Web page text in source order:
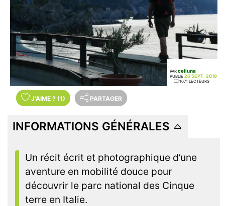
PAR ceiluna
PUBLIÉ 26 SEPT. 2018
1071 LECTEURS
J'AIME ? (1) PARTAGER
INFORMATIONS GÉNÉRALES
Un récit écrit et photographique d’une
aventure en mobilité douce pour
découvrir le parc national des Cinque
terre en Italie.